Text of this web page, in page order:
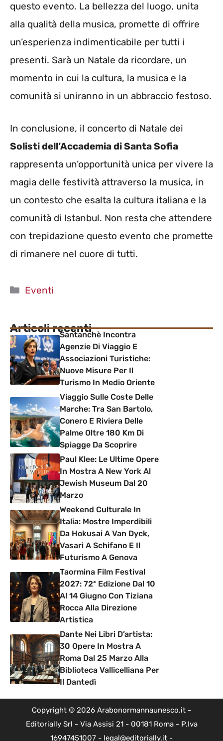
questo evento. La bellezza del luogo, unita
alla qualità della musica, promette di offrire
un’esperienza indimenticabile per tutti i
presenti. Sarà un Natale da ricordare, un
momento in cui la cultura, la musica e la
comunità si uniranno in un abbraccio festoso.
In conclusione, il concerto di Natale dei
Solisti dell’Accademia di Santa Sofia
rappresenta un’opportunità unica per vivere la
magia delle festività attraverso la musica, in
un contesto che esalta la cultura italiana e la
comunità di Istanbul. Non resta che attendere
con trepidazione questo evento che promette
di rimanere nel cuore di tutti.
Categorie
Eventi
Articoli recentiSantanchè Incontra
Agenzie Di Viaggio E
Associazioni Turistiche:
Nuove Misure Per Il
Turismo In Medio Oriente
Viaggio Sulle Coste Delle
Marche: Tra San Bartolo,
Conero E Riviera Delle
Palme Oltre 180 Km Di
Spiagge Da Scoprire
Paul Klee: Le Ultime Opere
In Mostra A New York Al
Jewish Museum Dal 20
Marzo
Weekend Culturale In
Italia: Mostre Imperdibili
Da Hokusai A Van Dyck,
Vasari A Schifano E Il
Futurismo A Genova
Taormina Film Festival
2027: 72ª Edizione Dal 10
Al 14 Giugno Con Tiziana
Rocca Alla Direzione
Artistica
Dante Nei Libri D’artista:
30 Opere In Mostra A
Roma Dal 25 Marzo Alla
Biblioteca Vallicelliana Per
Il Dantedì
Copyright © 2026 Arabonormannaunesco.it -
Editorially Srl - Via Assisi 21 - 00181 Roma - P.Iva
16947451007 - legal@editorially.it -